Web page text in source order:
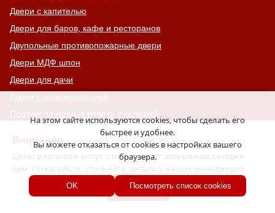
Внимание
Цены в каталоге могут отличаться от актуальных сегодня
цен. Пожалуйста, уточняйте детали у наших менеджеров.
Хорошо
Двери с капителью
Двери для баров, кафе и ресторанов
Двупольные противопожарные двери
Двери МДФ шпон
Двери для дачи
Двери с шумоизоляцией
Противопожарные ворота с калиткой
Глухие противопожарные люки
Зеленые двери
Тамбурные двери
Утепленные входные двери
На этом сайте используются cookies, чтобы сделать его
быстрее и удобнее.
Вы можете отказаться от cookies в настройках вашего
браузера.
OK Посмотреть список cookies